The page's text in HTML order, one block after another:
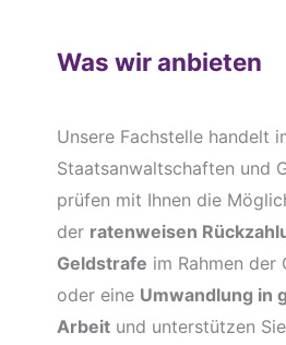
Was wir anbieten
Unsere Fachstelle handelt
Staatsanwaltschaften und
prüfen mit Ihnen die
der ratenweisen
Geldstrafe im Rahmen der
oder eine Umwandlung in
Arbeitund unterstützen